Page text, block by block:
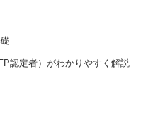
認定者）がわかりやすく解説